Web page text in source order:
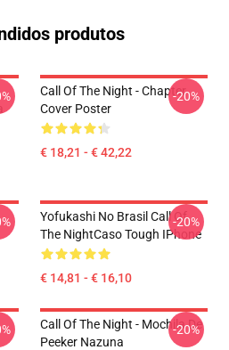
produtos
Call Of The Night - Chapter
Cover Poster
€ 18,21 - € 42,22
-20%
Yofukashi No Brasil Call Of
The NightCaso Tough IPhone
€ 14,81 - € 16,10
-20%
Call Of The Night - Mochila De
Peeker Nazuna
-20%